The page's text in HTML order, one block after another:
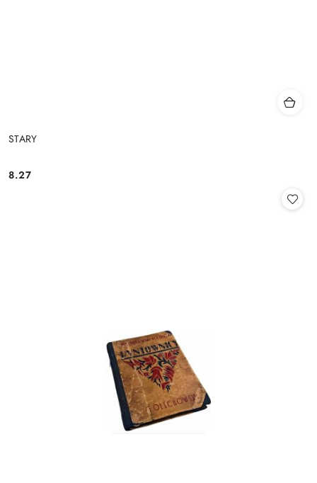
STARY
Cena:
8.27